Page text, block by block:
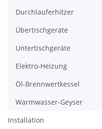
Durchlauferhitzer
Übertischgeräte
Untertischgeräte
Elektro-Heizung
Öl-Brennwertkessel
Warmwasser-Geyser
Installation